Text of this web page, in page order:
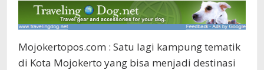
Mojokertopos.com : Satu lagi kampung tematik
di Kota Mojokerto yang bisa menjadi destinasi